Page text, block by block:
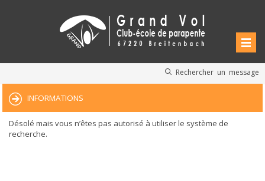
Rechercher un message
INFORMATIONS
Désolé mais vous n’êtes pas autorisé à utiliser le système de
recherche.